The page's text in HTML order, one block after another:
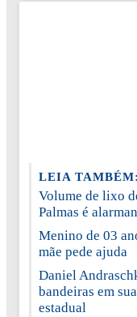
LEIA TAMBÉM:
Volume de lixo
Palmas é
Menino de 03
mãe pede ajuda
Daniel
bandeiras em
estadual